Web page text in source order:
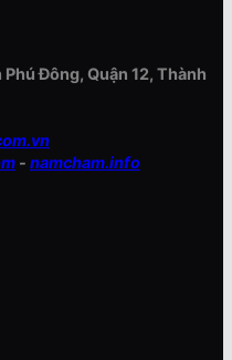
Đông, Quận 12, Thành
- namcham.info